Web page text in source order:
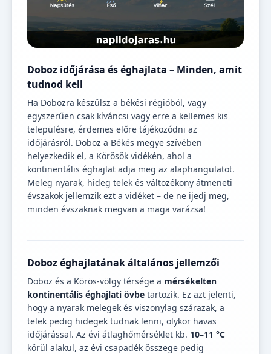
Doboz időjárása és éghajlata – Minden, amit
tudnod kell
Ha Dobozra készülsz a békési régióból, vagy
egyszerűen csak kíváncsi vagy erre a kellemes kis
településre, érdemes előre tájékozódni az
időjárásról. Doboz a Békés megye szívében
helyezkedik el, a Körösök vidékén, ahol a
kontinentális éghajlat adja meg az alaphangulatot.
Meleg nyarak, hideg telek és változékony átmeneti
évszakok jellemzik ezt a vidéket – de ne ijedj meg,
minden évszaknak megvan a maga varázsa!
Doboz éghajlatának általános jellemzői
Doboz és a Körös-völgy térsége a mérsékelten
kontinentális éghajlati övbe tartozik. Ez azt jelenti,
hogy a nyarak melegek és viszonylag szárazak, a
telek pedig hidegek tudnak lenni, olykor havas
időjárással. Az évi átlaghőmérséklet kb. 10–11 °C
körül alakul, az évi csapadék összege pedig